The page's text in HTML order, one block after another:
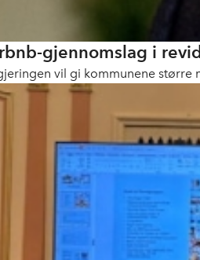
gjennomslag i
vil gi kommunene større